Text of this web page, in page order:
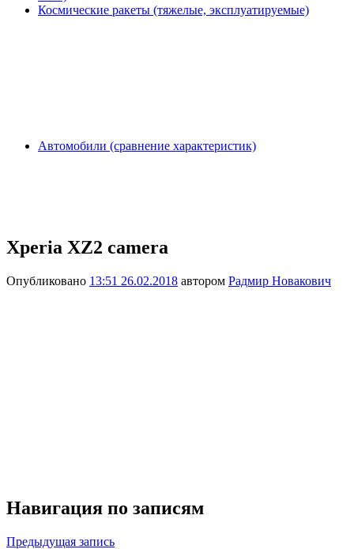
Космические ракеты (тяжелые, эксплуатируемые)
Автомобили (сравнение характеристик)
Xperia XZ2 camera
Опубликовано 13:51 26.02.2018 автором Радмир Новакович
Навигация по записям
Предыдущая запись